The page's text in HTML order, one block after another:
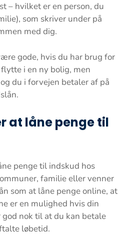
– hvilket er en person, du
som skriver under på
med dig.
gode, hvis du har brug for
i en ny bolig, men
du i forvejen betaler af på
at låne penge til
penge til indskud hos
familie eller venner
som at låne penge online, at
er en mulighed hvis din
god nok til at du kan betale
løbetid.